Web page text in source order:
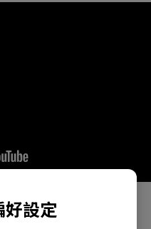
設定